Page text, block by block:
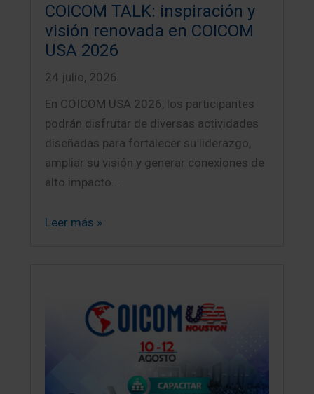
COICOM TALK: inspiración y
visión renovada en COICOM
USA 2026
24 julio, 2026
En COICOM USA 2026, los participantes
podrán disfrutar de diversas actividades
diseñadas para fortalecer su liderazgo,
ampliar su visión y generar conexiones de
alto impacto.…
Leer más »